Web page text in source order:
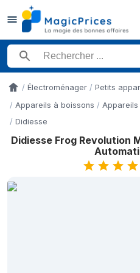
Rechercher un produit
AccueilÉlectroménager
Appareils à boissons
Didiesse
Didiesse Frog Revolution
Historique des prix de
12 mai 2026